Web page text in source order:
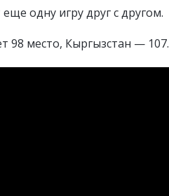
одну игру друг с другом.
98 место, Кыргызстан — 107.